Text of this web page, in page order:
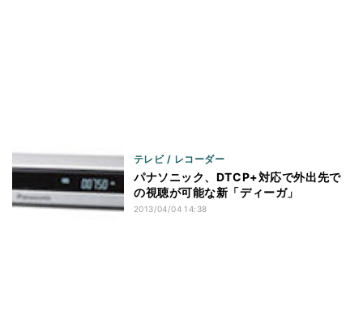
テレビ / レコーダー
パナソニック、DTCP+対応で外出先で
の視聴が可能な新「ディーガ」
2013/04/04 14:38